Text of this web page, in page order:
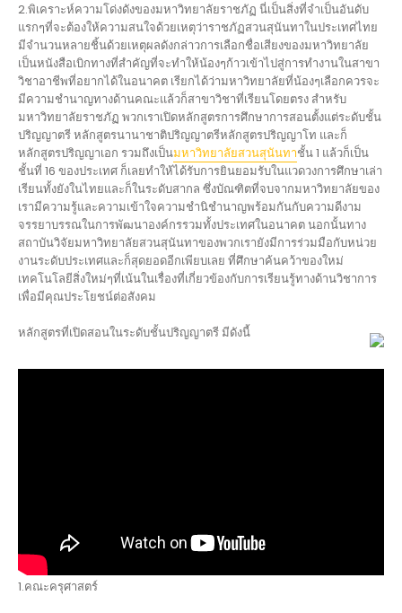
2.พิเคราะห์ความโด่งดังของมหาวิทยาลัยราชภัฏ นี่เป็นสิ่งที่จำเป็นอันดับ
แรกๆที่จะต้องให้ความสนใจด้วยเหตุว่าราชภัฏสวนสุนันทาในประเทศไทย
มีจำนวนหลายชิ้นด้วยเหตุผลดังกล่าวการเลือกชื่อเสียงของมหาวิทยาลัย
เป็นหนังสือเบิกทางที่สำคัญที่จะทำให้น้องๆก้าวเข้าไปสู่การทำงานในสาขา
วิชาอาชีพที่อยากได้ในอนาคต เรียกได้ว่ามหาวิทยาลัยที่น้องๆเลือกควรจะ
มีความชำนาญทางด้านคณะแล้วก็สาขาวิชาที่เรียนโดยตรง สำหรับ
มหาวิทยาลัยราชภัฏ พวกเราเปิดหลักสูตรการศึกษาการสอนตั้งแต่ระดับชั้น
ปริญญาตรี หลักสูตรนานาชาติปริญญาตรีหลักสูตรปริญญาโท และก็
หลักสูตรปริญญาเอก รวมถึงเป็นมหาวิทยาลัยสวนสุนันทาชั้น 1 แล้วก็เป็น
ชั้นที่ 16 ของประเทศ ก็เลยทำให้ได้รับการยินยอมรับในแวดวงการศึกษาเล่า
เรียนทั้งยังในไทยและก็ในระดับสากล ซึ่งบัณฑิตที่จบจากมหาวิทยาลัยของ
เรามีความรู้และความเข้าใจความชำนิชำนาญพร้อมกันกับความดีงาม
จรรยาบรรณในการพัฒนาองค์กรรวมทั้งประเทศในอนาคต นอกนั้นทาง
สถาบันวิจัยมหาวิทยาลัยสวนสุนันทาของพวกเรายังมีการร่วมมือกับหน่วย
งานระดับประเทศและก็สุดยอดอีกเพียบเลย ที่ศึกษาค้นคว้าของใหม่
เทคโนโลยีสิ่งใหม่ๆที่เน้นในเรื่องที่เกี่ยวข้องกับการเรียนรู้ทางด้านวิชาการ
เพื่อมีคุณประโยชน์ต่อสังคม
หลักสูตรที่เปิดสอนในระดับชั้นปริญญาตรี มีดังนี้
1.คณะครุศาสตร์